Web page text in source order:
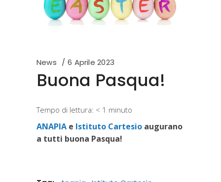
News 6 Aprile 2023
Buona Pasqua!
Tempo di lettura: < 1 minuto
ANAPIA e Istituto Cartesio augurano
a tutti buona Pasqua!